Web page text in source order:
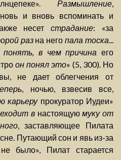
Размышление,
и вновь вспоминать и
несетстрадание: «за
разна негопала тоска...
понять, в чем причина его
он понял это» (5, 300). Но
не дает облегчения от
, ночью, взвесив все,
карьерупрокуратор Иудеи»
внастоящуюмуку от
, заставляющее Пилата
Путающий сон и явь из-за
было», Пилат старается